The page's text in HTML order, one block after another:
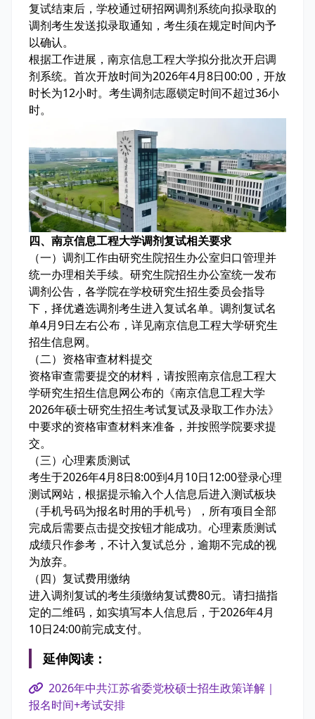
复试结束后，学校通过研招网调剂系统向拟录取的
调剂考生发送拟录取通知，考生须在规定时间内予
以确认。
根据工作进展，南京信息工程大学拟分批次开启调
剂系统。首次开放时间为2026年4月8日00:00，开放
时长为12小时。考生调剂志愿锁定时间不超过36小
时。
四、南京信息工程大学调剂复试相关要求
（一）调剂工作由研究生院招生办公室归口管理并
统一办理相关手续。研究生院招生办公室统一发布
调剂公告，各学院在学校研究生招生委员会指导
下，择优遴选调剂考生进入复试名单。调剂复试名
单4月9日左右公布，详见南京信息工程大学研究生
招生信息网。
（二）资格审查材料提交
资格审查需要提交的材料，请按照南京信息工程大
学研究生招生信息网公布的《南京信息工程大学
2026年硕士研究生招生考试复试及录取工作办法》
中要求的资格审查材料来准备，并按照学院要求提
交。
（三）心理素质测试
考生于2026年4月8日8:00到4月10日12:00登录心理
测试网站，根据提示输入个人信息后进入测试板块
（手机号码为报名时用的手机号），所有项目全部
完成后需要点击提交按钮才能成功。心理素质测试
成绩只作参考，不计入复试总分，逾期不完成的视
为放弃。
（四）复试费用缴纳
进入调剂复试的考生须缴纳复试费80元。请扫描指
定的二维码，如实填写本人信息后，于2026年4月
10日24:00前完成支付。
延伸阅读：
2026年中共江苏省委党校硕士招生政策详解｜
报名时间+考试安排